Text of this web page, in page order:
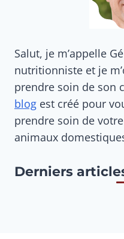
Salut, je m’appelle
nutritionniste et je
prendre soin de son
blog est créé pour
prendre soin de
animaux
Derniers